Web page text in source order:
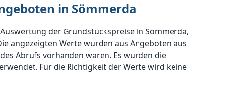
in Sömmerda
der Grundstückspreise in Sömmerda,
angezeigten Werte wurden aus Angeboten aus
Abrufs vorhanden waren. Es wurden die
Für die Richtigkeit der Werte wird keine